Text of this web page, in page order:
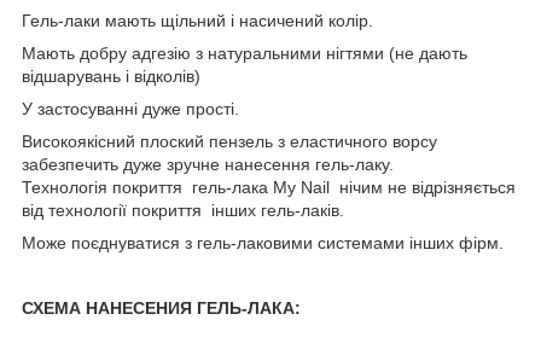
Гель-лаки мають щільний і насичений колір.
Мають добру адгезію з натуральними нігтями (не дають
відшарувань і відколів)
У застосуванні дуже прості.
Високоякісний плоский пензель з еластичного ворсу
забезпечить дуже зручне нанесення гель-лаку.
Технологія покриття гель-лака My Nail нічим не відрізняється
від технології покриття інших гель-лаків.
Може поєднуватися з гель-лаковими системами інших фірм.
СХЕМА НАНЕСЕНИЯ ГЕЛЬ-ЛАКА: